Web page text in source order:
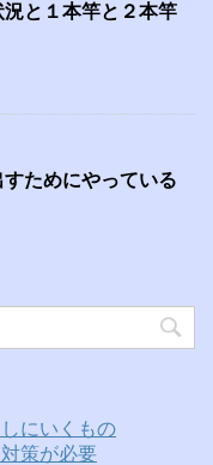
と１本竿と２本竿
ためにやっている
にいくもの
策が必要